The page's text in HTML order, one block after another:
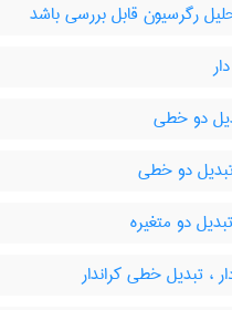
رگرسیون قابل بررسی باشد
دو خطی
دو خطی
دو متغیره
، تبدیل خطی کراندار